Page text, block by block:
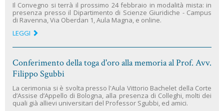
Il Convegno si terrà il prossimo 24 febbraio in modalità mista: in
presenza presso il Dipartimento di Scienze Giuridiche - Campus
di Ravenna, Via Oberdan 1, Aula Magna, e online.
LEGGI
Conferimento della toga d'oro alla memoria al Prof. Avv.
Filippo Sgubbi
La cerimonia si è svolta presso l'Aula Vittorio Bachelet della Corte
d’Assise d’Appello di Bologna, alla presenza di Colleghi, molti dei
quali già allievi universitari del Professor Sgubbi, ed amici.